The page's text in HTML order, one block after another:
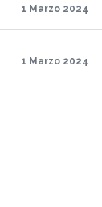
1 Marzo 2024
1 Marzo 2024